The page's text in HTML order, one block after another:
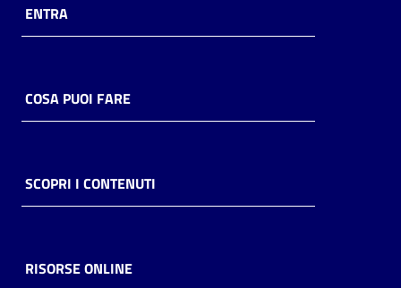
Casa
Piani
Archivio
storico
ENTRA
COSA PUOI FARE
SCOPRI I CONTENUTI
RISORSE ONLINE